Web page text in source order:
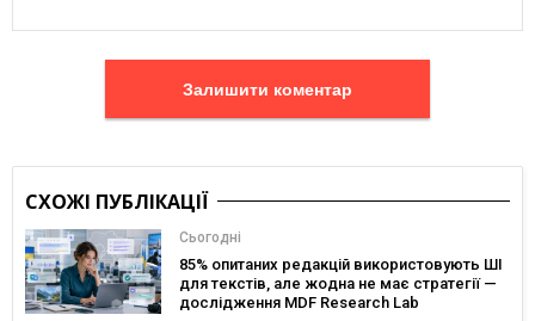
Залишити коментар
СХОЖІ ПУБЛІКАЦІЇ
Сьогодні
85% опитаних редакцій використовують ШІ
для текстів, але жодна не має стратегії —
дослідження MDF Research Lab